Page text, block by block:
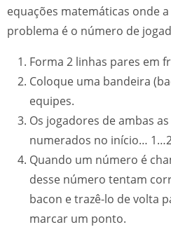
equações matemáticas onde
problema é o número de
Forma 2 linhas pares em
Coloque uma bandeira
equipes.
Os jogadores de ambas
numerados no início…
Quando um número é
desse número tentam
bacon e trazê-lo de volta
marcar um ponto.